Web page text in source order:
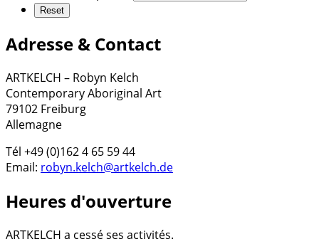
Adresse & Contact
ARTKELCH – Robyn Kelch
Contemporary Aboriginal Art
79102 Freiburg
Allemagne
Tél +49 (0)162 4 65 59 44
Email: robyn.kelch@artkelch.de
Heures d'ouverture
ARTKELCH a cessé ses activités.